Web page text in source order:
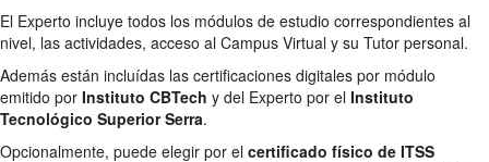
El Experto incluye todos los módulos de estudio correspondientes al
nivel, las actividades, acceso al Campus Virtual y su Tutor personal.
Además están incluídas las certificaciones digitales por módulo
emitido por Instituto CBTech y del Experto por el Instituto
Tecnológico Superior Serra.
Opcionalmente, puede elegir por el certificado físico de ITSS